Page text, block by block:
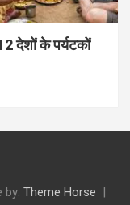
देशों के पर्यटकों
by: Theme Horse